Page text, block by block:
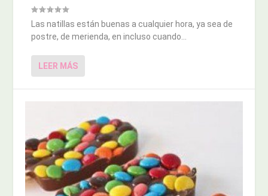
Las natillas están buenas a cualquier hora, ya sea de
postre, de merienda, en incluso cuando...
LEER MÁS